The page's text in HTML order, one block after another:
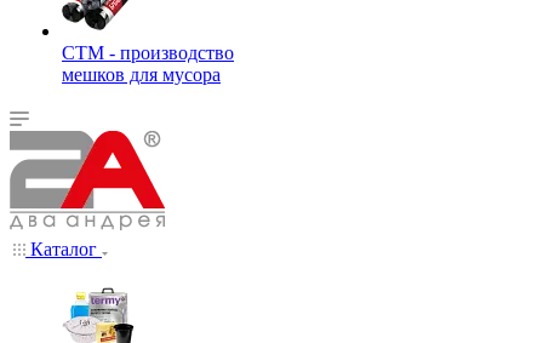
СТМ - производство
мешков для мусора
Каталог